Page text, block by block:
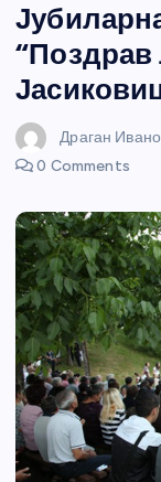
“Поздрав
Драган
0 Comments